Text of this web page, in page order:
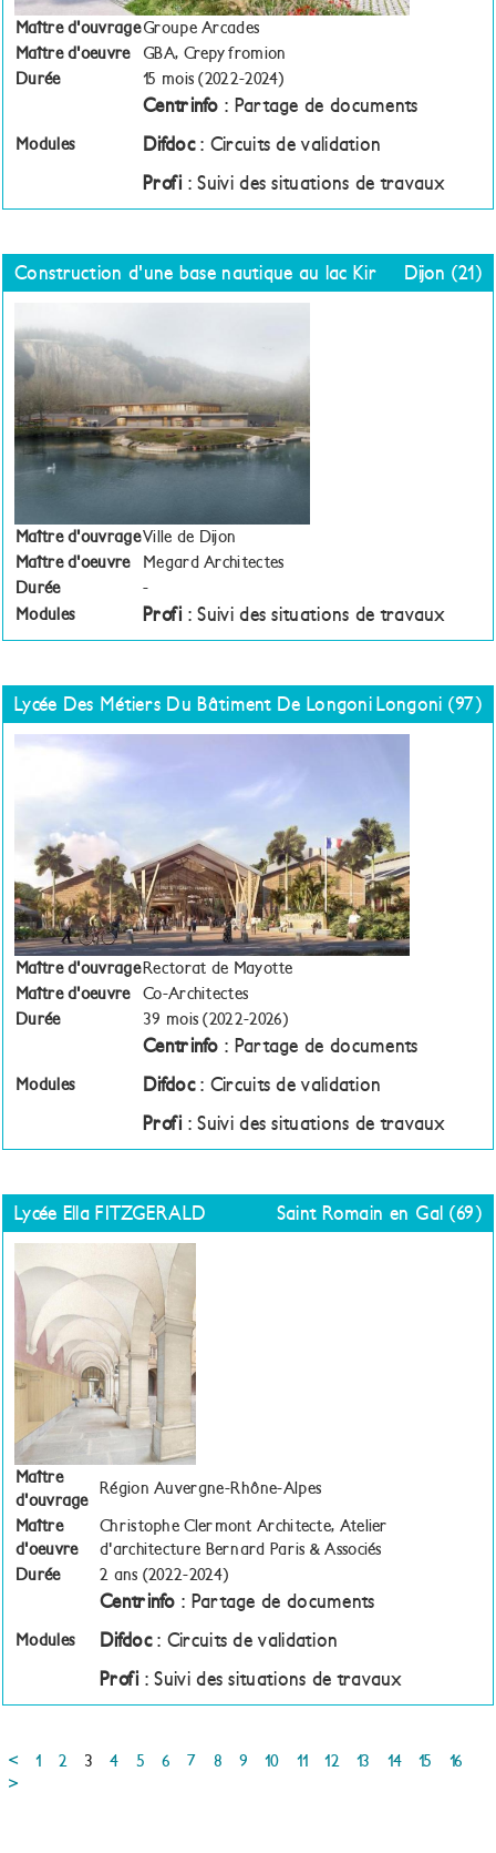
Maître d'ouvrageGroupe Arcades
Maître d'oeuvre
GBA, Crepy fromion
Durée
15 mois (2022-2024)
Modules
Centrinfo : Partage de documents
Difdoc: Circuits de validation
Profi : Suivi des situations de travaux
Construction d'une base nautique au lac Kir Dijon (21)
Maître d'ouvrageVille de Dijon
Maître d'oeuvre
Megard Architectes
Durée
-
Modules
Profi : Suivi des situations de travaux
Lycée Des Métiers Du Bâtiment De Longoni Longoni (97)
Maître d'ouvrageRectorat de Mayotte
Maître d'oeuvre
Co-Architectes
Durée
39 mois (2022-2026)
Modules
Centrinfo : Partage de documents
Difdoc: Circuits de validation
Profi : Suivi des situations de travaux
Lycée Ella FITZGERALD Saint Romain en Gal (69)
Maître
d'ouvrage
Région Auvergne-Rhône-Alpes
Maître
d'oeuvre
Christophe Clermont Architecte, Atelier
d'architecture Bernard Paris & Associés
Durée
2 ans (2022-2024)
Modules
Centrinfo : Partage de documents
Difdoc: Circuits de validation
Profi : Suivi des situations de travaux
< 1 2 3 4 5 6 7 8 9 10 11 12 13 14 15
16
>